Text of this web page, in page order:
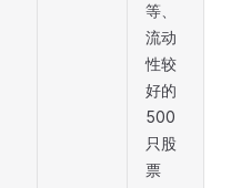
等、
流动
性较
好的
500
只股
票